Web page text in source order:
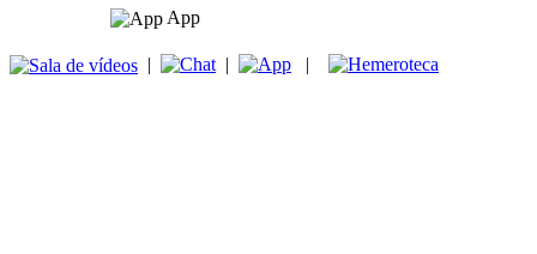
App
| | |